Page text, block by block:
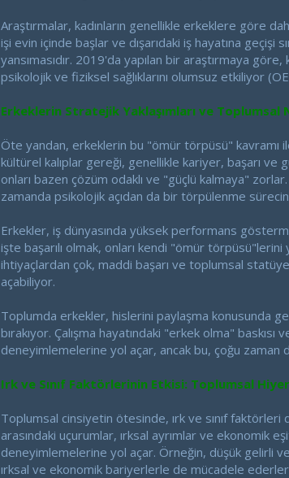
Araştırmalar, kadınların genellikle erkeklere göre
işi evin içinde başlar ve dışarıdaki iş hayatına geçişi
yansımasıdır. 2019'da yapılan bir araştırmaya
psikolojik ve fiziksel sağlıklarını olumsuz etkiliyor
Erkeklerin Stratejik Yaklaşımları ve Toplumsal
Öte yandan, erkeklerin bu "ömür törpüsü" kavramı
kültürel kalıplar gereği, genellikle kariyer, başarı ve
onları bazen çözüm odaklı ve "güçlü kalmaya"
zamanda psikolojik açıdan da bir törpülenme
Erkekler, iş dünyasında yüksek performans
işte başarılı olmak, onları kendi "ömür
ihtiyaçlardan çok, maddi başarı ve toplumsal
açabiliyor.
Toplumda erkekler, hislerini paylaşma konusunda
bırakıyor. Çalışma hayatındaki "erkek olma"
deneyimlemelerine yol açar, ancak bu, çoğu zaman
Irk ve Sınıf Faktörlerinin Etkisi: Toplumsal
Toplumsal cinsiyetin ötesinde, ırk ve sınıf
arasındaki uçurumlar, ırksal ayrımlar ve ekonomik
deneyimlemelerine yol açar. Örneğin, düşük gelirli
ırksal ve ekonomik bariyerlerle de mücadele